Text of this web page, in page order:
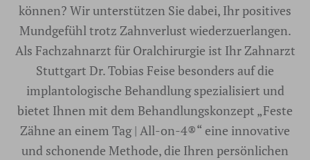
können? Wir unterstützen Sie dabei, Ihr positives
Mundgefühl trotz Zahnverlust wiederzuerlangen.
Als Fachzahnarzt für Oralchirurgie ist Ihr Zahnarzt
Stuttgart Dr. Tobias Feise besonders auf die
implantologische Behandlung spezialisiert und
bietet Ihnen mit dem Behandlungskonzept „Feste
Zähne an einem Tag | All-on-4®“ eine innovative
und schonende Methode, die Ihren persönlichen